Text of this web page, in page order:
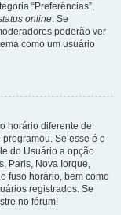
“Preferências”,
online. Se
poderão ver
como um usuário
horário diferente de
Se esse é o
do Usuário a opção
Paris, Nova Iorque,
fuso horário, bem como
registrados. Se
no fórum!